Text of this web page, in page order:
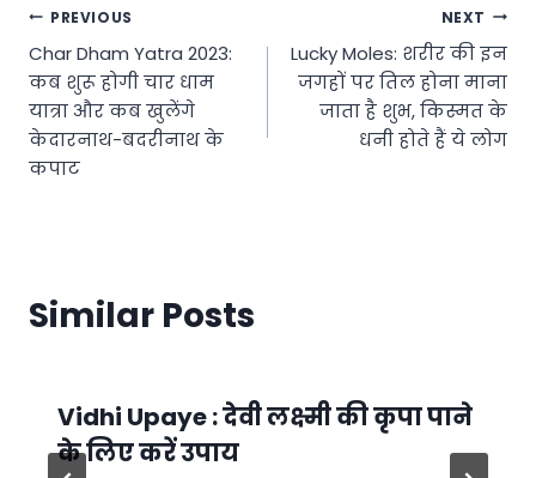
Post
navigation
PREVIOUS
Char Dham Yatra 2023:
कब शुरू होगी चार धाम
यात्रा और कब खुलेंगे
केदारनाथ-बदरीनाथ के
कपाट
NEXT
Lucky Moles: शरीर की इन
जगहों पर तिल होना माना
जाता है शुभ, किस्मत के
धनी होते हैं ये लोग
Similar Posts
Vidhi Upaye : देवी लक्ष्मी की कृपा पाने
के लिए करें उपाय